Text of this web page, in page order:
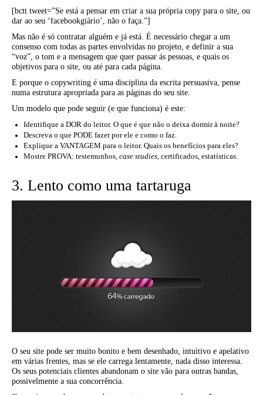
[bctt tweet=”Se está a pensar em criar a sua própria copy para o site, ou
dar ao seu ‘facebookgiário’, não o faça.”]
Mas não é só contratar alguém e já está. É necessário chegar a um
consenso com todas as partes envolvidas no projeto, e definir a sua
“voz”, o tom e a mensagem que quer passar ás pessoas, e quais os
objetivos para o site, ou até para cada página.
E porque o copywriting é uma disciplina da escrita persuasiva, pense
numa estrutura apropriada para as páginas do seu site.
Um modelo que pode seguir (e que funciona) é este:
Identifique a DOR do leitor. O que é que não o deixa dormir à noite?
Descreva o que PODE fazer por ele e como o faz.
Explique a VANTAGEM para o leitor. Quais os benefícios para eles?
Mostre PROVA: testemunhos, case studies , certificados, estatísticas.
3. Lento como uma tartaruga
O seu site pode ser muito bonito e bem desenhado, intuitivo e apelativo
em várias frentes, mas se ele carrega lentamente, nada disso interessa.
Os seus potenciais clientes abandonam o site vão para outras bandas,
possivelmente a sua concorrência.